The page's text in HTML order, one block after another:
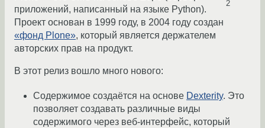
2
приложений, написанный на языке Python).
Проект основан в 1999 году, в 2004 году создан
«фонд Plone», который является держателем
авторских прав на продукт.
В этот релиз вошло много нового:
Содержимое создаётся на основе Dexterity. Это
позволяет создавать различные виды
содержимого через веб-интерфейс, который